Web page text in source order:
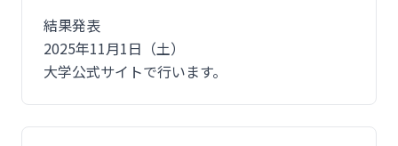
結果発表
2025年11月1日（土）
大学公式サイトで行います。